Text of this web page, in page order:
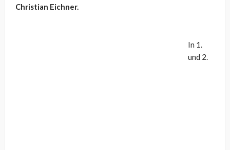
Christian Eichner.
In 1.
und 2.